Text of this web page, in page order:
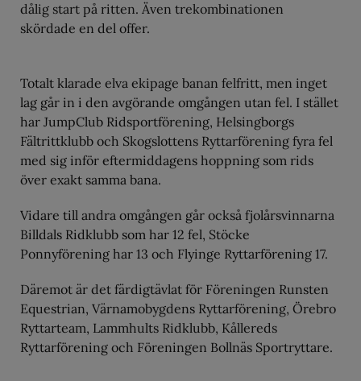
dålig start på ritten. Även trekombinationen
skördade en del offer.
Totalt klarade elva ekipage banan felfritt, men inget
lag går in i den avgörande omgången utan fel. I stället
har JumpClub Ridsportförening, Helsingborgs
Fältrittklubb och Skogslottens Ryttarförening fyra fel
med sig inför eftermiddagens hoppning som rids
över exakt samma bana.
Vidare till andra omgången går också fjolårsvinnarna
Billdals Ridklubb som har 12 fel, Stöcke
Ponnyförening har 13 och Flyinge Ryttarförening 17.
Däremot är det färdigtävlat för Föreningen Runsten
Equestrian, Värnamobygdens Ryttarförening, Örebro
Ryttarteam, Lammhults Ridklubb, Kållereds
Ryttarförening och Föreningen Bollnäs Sportryttare.